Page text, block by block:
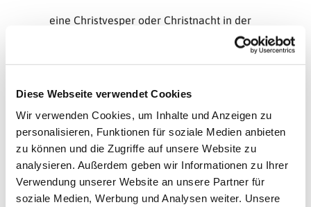
Diese Webseite verwendet Cookies
Wir verwenden Cookies, um Inhalte und Anzeigen zu
personalisieren, Funktionen für soziale Medien anbieten
zu können und die Zugriffe auf unsere Website zu
analysieren. Außerdem geben wir Informationen zu Ihrer
Verwendung unserer Website an unsere Partner für
soziale Medien, Werbung und Analysen weiter. Unsere
eine Christvesper oder Christnacht in der
Kirchenbänken
festlich und warm gekleidet sind sie
in froher und freudiger Festtagsstimmung
Kinder, Eltern, Großeltern mit
erwartungsvollen Gesichtern
Familie und Freund_innen sehen sich